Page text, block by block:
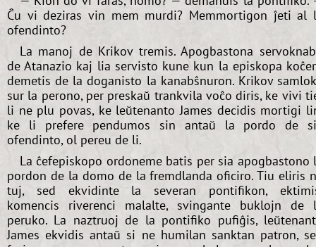
Ĉu vi deziras vin mem murdi? Memmortigon ĵeti al
ofendinto?
La manoj de Krikov tremis. Apogbastona
de Atanazio kaj lia servisto kune kun la episkopa
demetis de la doganisto la kanabŝnuron. Krikov
sur la perono, per preskaŭ trankvila voĉo diris, ke vivi
li ne plu povas, ke leŭtenanto James decidis mortigi
ke li prefere pendumos sin antaŭ la pordo de
ofendinto, ol pereu de li.
La ĉefepiskopo ordoneme batis per sia apogbastono
pordon de la domo de la fremdlanda oficiro. Tiu eliris
tuj, sed ekvidinte la severan pontifikon,
komencis riverenci malalte, svingante buklojn de
peruko. La naztruoj de la pontifiko pufiĝis,
James ekvidis antaŭ si ne humilan sanktan patron,